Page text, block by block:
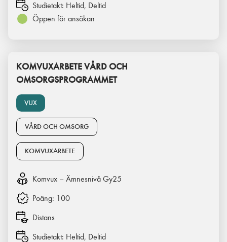
Studietakt: Heltid, Deltid
Öppen för ansökan
VUX
KOMVUXARBETE VÅRD OCH
OMSORGSPROGRAMMET
VÅRD OCH OMSORG
KOMVUXARBETE
Komvux – Ämnesnivå Gy25
Poäng: 100
Distans
Studietakt: Heltid, Deltid